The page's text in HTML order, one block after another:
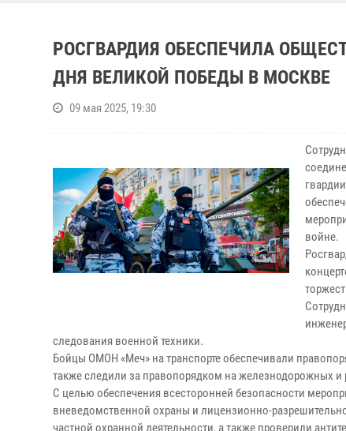
РОСГВАРДИЯ ОБЕСПЕЧИЛА
ДНЯ ВЕЛИКОЙ ПОБЕДЫ В МОСКВЕ
09 мая 2025, 19:30
войне.
следования военной техники.
Бойцы ОМОН «Меч» на транспорте обеспечивали
также следили за правопорядком на железнодорожных и
С целью обеспечения всесторонней безопасности
вневедомственной охраны и лицензионно-
частной охранной деятельности, а также проверили